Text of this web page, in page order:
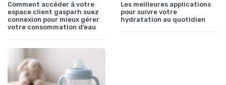
Comment accéder à votre
espace client gasparh suez
connexion pour mieux gérer
votre consommation d’eau
Les meilleures applications
pour suivre votre
hydratation au quotidien